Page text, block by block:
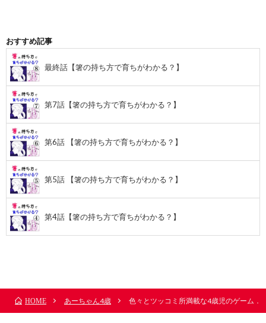
おすすめ記事
最終話【箸の持ち方で育ちがわかる？】
第7話【箸の持ち方で育ちがわかる？】
第6話 【箸の持ち方で育ちがわかる？】
第5話 【箸の持ち方で育ちがわかる？】
第4話【箸の持ち方で育ちがわかる？】
HOME あーちゃん4歳 色々とツッコミ所満載な4歳児のゲーム．